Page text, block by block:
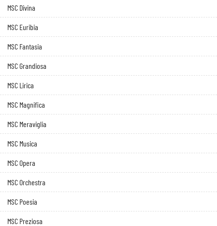
MSC Divina
MSC Euribia
MSC Fantasia
MSC Grandiosa
MSC Lirica
MSC Magnifica
MSC Meraviglia
MSC Musica
MSC Opera
MSC Orchestra
MSC Poesia
MSC Preziosa